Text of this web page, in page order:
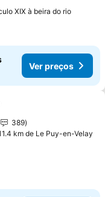
XIX à beira do rio
Ver preços
aos favoritos
389
km de Le Puy-en-Velay